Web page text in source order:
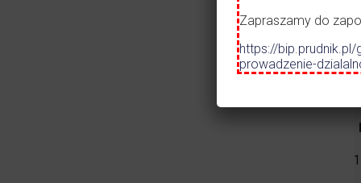
tel.: Od
tel.:
Zapraszamy do
https://
prowadzenie-